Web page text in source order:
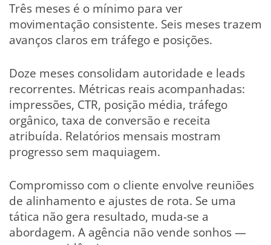
Três meses é o mínimo para ver
movimentação consistente. Seis meses trazem
avanços claros em tráfego e posições.
Doze meses consolidam autoridade e leads
recorrentes. Métricas reais acompanhadas:
impressões, CTR, posição média, tráfego
orgânico, taxa de conversão e receita
atribuída. Relatórios mensais mostram
progresso sem maquiagem.
Compromisso com o cliente envolve reuniões
de alinhamento e ajustes de rota. Se uma
tática não gera resultado, muda-se a
abordagem. A agência não vende sonhos —